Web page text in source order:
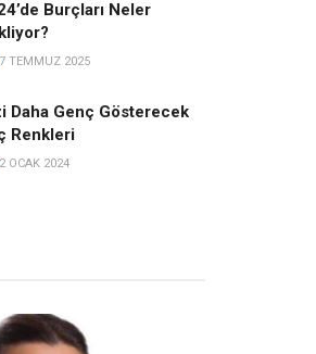
Burçları Neler
TEMMUZ 2025
Daha Genç Gösterecek
Renkleri
OCAK 2024